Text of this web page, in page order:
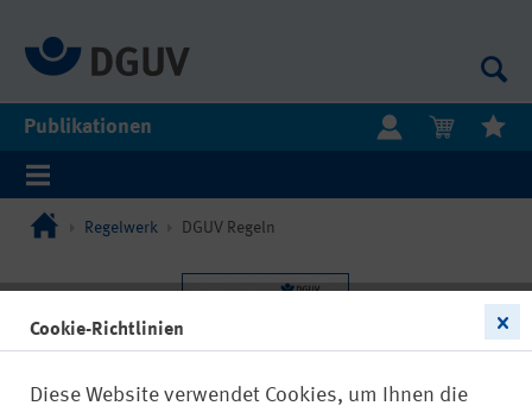
Publikationen
Regelwerk DGUV Regeln
Cookie-Richtlinien
Diese Website verwendet Cookies, um Ihnen die